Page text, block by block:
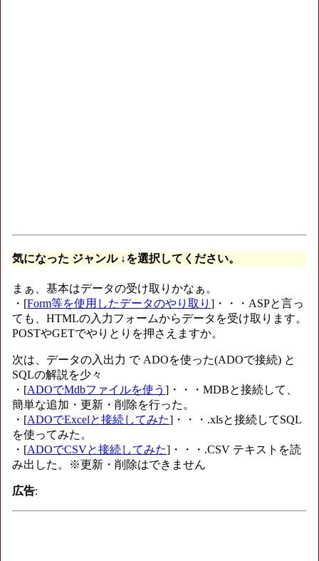
気になった ジャンル ↓を選択してください。
まぁ、基本はデータの受け取りかなぁ。
・[Form等を使用したデータのやり取り ]・・・ASPと言っ
ても、HTMLの入力フォームからデータを受け取ります。
POSTやGETでやりとりを押さえますか。
次は、データの入出力 で ADOを使った(ADOで接続) と
SQLの解説を少々
・[ADOでMdbファイルを使う ]・・・MDBと接続して、
簡単な追加・更新・削除を行った。
・[ADOでExcelと接続してみた]・・・.xlsと接続してSQL
を使ってみた。
・[ADOでCSVと接続してみた]・・・.CSV テキストを読
み出した。※更新・削除はできません
広告: